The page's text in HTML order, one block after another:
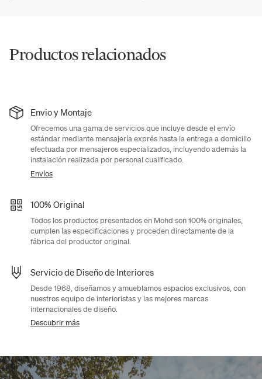
Productos relacionados
Envio y Montaje
Ofrecemos una gama de servicios que incluye desde el envío
estándar mediante mensajería exprés hasta la entrega a domicilio
efectuada por mensajeros especializados, incluyendo además la
instalación realizada por personal cualificado.
Envíos
100% Original
Todos los productos presentados en Mohd son 100% originales,
cumplen las especificaciones y proceden directamente de la
fábrica del productor original.
Servicio de Diseño de Interiores
Desde 1968, diseñamos y amueblamos espacios exclusivos, con
nuestros equipo de interioristas y las mejores marcas
internacionales de diseño.
Descubrir más